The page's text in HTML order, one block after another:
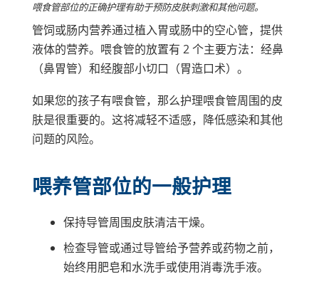
喂食管部位的正确护理有助于预防皮肤刺激和其他问题。
管饲或肠内营养通过植入胃或肠中的空心管，提供
液体的营养。喂食管的放置有 2 个主要方法：经鼻
（鼻胃管）和经腹部小切口（胃造口术）。
如果您的孩子有喂食管，那么护理喂食管周围的皮
肤是很重要的。这将减轻不适感，降低感染和其他
问题的风险。
喂养管部位的一般护理
保持导管周围皮肤清洁干燥。
检查导管或通过导管给予营养或药物之前，
始终用肥皂和水洗手或使用消毒洗手液。